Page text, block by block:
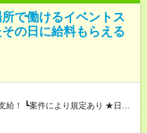
で働けるイベントス
の日に給料もらえる
その日に現金GET♪ お仕事後はコ
ます！ 【試用期間】試